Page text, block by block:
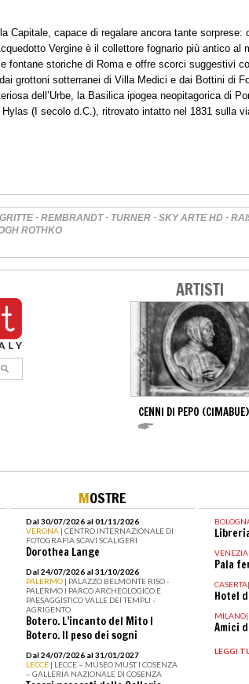
Capitale, capace di regalare ancora tante sorprese:
Vergine è il collettore fognario più antico al
fontane storiche di Roma e offre scorci suggestivi
grottoni sotterranei di Villa Medici e dai Bottini di
dell’Urbe, la Basilica ipogea neopitagorica di
(I secolo d.C.), ritrovato intatto nel 1831 sulla
· REMBRANDT· TURNER · SKY ARTE HD ·
ROTHKO
ARTISTI
CENNI DI PEPO (CIMABUE)
MOSTRE
Dal 30/07/2026 al 01/11/2026
VERONA | CENTRO INTERNAZIONALE DI
FOTOGRAFIA SCAVI SCALIGERI
Dorothea Lange
Dal 24/07/2026 al 31/10/2026
PALERMO | PALAZZO BELMONTE RISO -
PALERMO I PARCO ARCHEOLOGICO E
PAESAGGISTICO VALLE DEI TEMPLI -
AGRIGENTO
Botero. L’incanto del Mito I
Botero. Il peso dei sogni
Dal 24/07/2026 al 31/01/2027
LECCE | LECCE – MUSEO MUST I COSENZA
– GALLERIA NAZIONALE DI COSENZA
VENEZIA|
Pala
CASERTA|
Hotel
MILANO|
Amici
LEGGI